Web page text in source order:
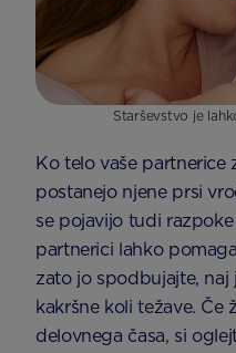
Starševstvo je
Ko telo vaše partnerice
postanejo njene prsi
se pojavijo tudi
partnerici lahko
zato jo spodbujajte, naj
kakršne koli težave. Če
delovnega časa, si